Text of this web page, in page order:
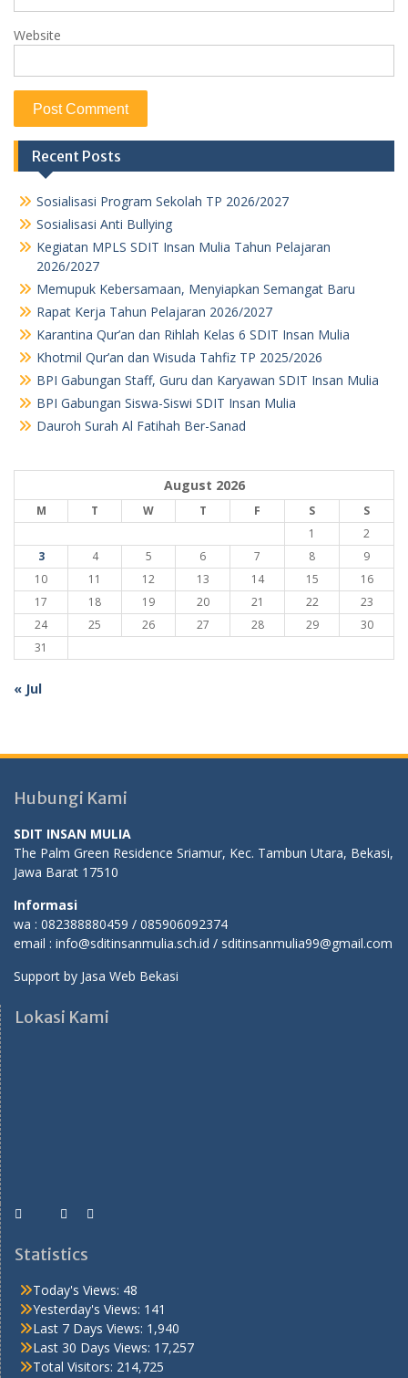
Website
Recent Posts
Sosialisasi Program Sekolah TP 2026/2027
Sosialisasi Anti Bullying
Kegiatan MPLS SDIT Insan Mulia Tahun Pelajaran
2026/2027
Memupuk Kebersamaan, Menyiapkan Semangat Baru
Rapat Kerja Tahun Pelajaran 2026/2027
Karantina Qur’an dan Rihlah Kelas 6 SDIT Insan Mulia
Khotmil Qur’an dan Wisuda Tahfiz TP 2025/2026
BPI Gabungan Staff, Guru dan Karyawan SDIT Insan Mulia
BPI Gabungan Siswa-Siswi SDIT Insan Mulia
Dauroh Surah Al Fatihah Ber-Sanad
August 2026
M T W T F S
S
1
2
3
4 5 6 7 8
9
10
11 12 13 14 15
16
17
18 19 20 21 22
23
24
25 26 27 28 29
30
31
« Jul
Hubungi Kami
SDIT INSAN MULIA
The Palm Green Residence Sriamur, Kec. Tambun Utara, Bekasi,
Jawa Barat 17510
Informasi
wa : 082388880459 / 085906092374
email : info@sditinsanmulia.sch.id / sditinsanmulia99@gmail.com
Support by Jasa Web Bekasi
Lokasi Kami
Statistics
Today's Views: 48
Yesterday's Views: 141
Last 7 Days Views: 1,940
Last 30 Days Views: 17,257
Total Visitors: 214,725